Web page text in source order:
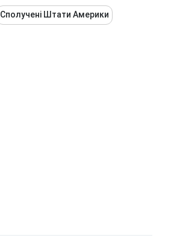
Сполучені Штати Америки